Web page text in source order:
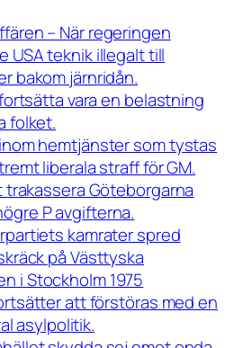
– När regeringen
USA teknik illegalt till
bakom järnridån.
vara en belastning
folket.
hemtjänster som tystas
liberala straff för GM.
Göteborgarna
P avgifterna.
kamrater spred
på Västtyska
i Stockholm 1975
att förstöras med en
asylpolitik.